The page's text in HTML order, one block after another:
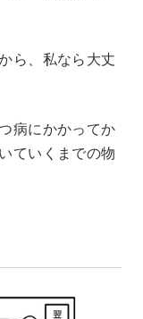
ら、私なら大丈
病にかかってか
ていくまでの物